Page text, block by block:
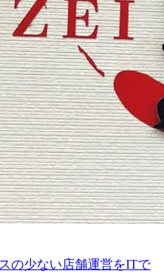
の少ない店舗運営をITで